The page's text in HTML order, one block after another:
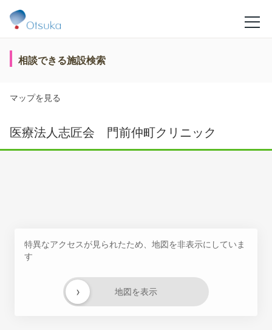
相談できる施設検索
マップを見る
医療法人志匠会 門前仲町クリニック
特異なアクセスが見られたため、地図を非表示にしていま
す
地図を表示
›